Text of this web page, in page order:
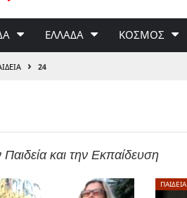
ΕΛΛΑΔΑ ΚΟΣΜΟΣ
› 24
Παιδεία και την Εκπαίδευση
ΠΑΙΔΕΙΑ